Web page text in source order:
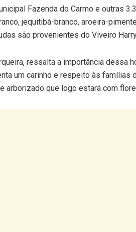
Fazenda do Carmo e outras
jequitibá-branco, aroeira-
são provenientes do Viveiro
ressalta a importância dessa
um carinho e respeito às famílias
arborizado que logo estará com